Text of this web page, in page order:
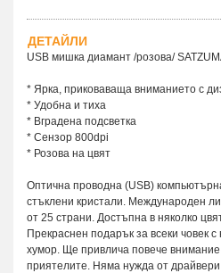
ДЕТАЙЛИ
USB мишка диамант /розова/
* Ярка, приковаваща вниманието с
* Удобна и тиха
* Вградена подсветка
* Сензор 800dpi
* Розова на цвят
Оптична проводна (USB)
стъклени кристали. Международен
от 25 страни. Достъпна в няколко
Прекраснен подарък за всеки човек с
хумор. Ще привлича повече внимание
приятелите. Няма нужда от